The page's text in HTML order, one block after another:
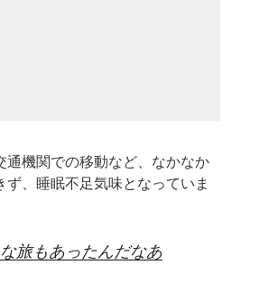
通機関での移動など、なかなか
、睡眠不足気味となっていま
旅もあったんだなあ